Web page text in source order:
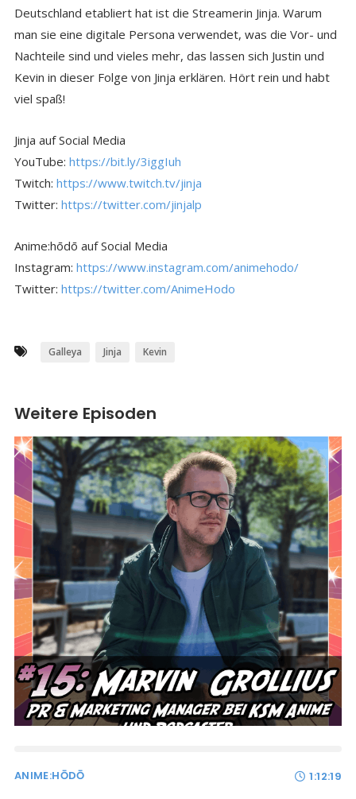
Deutschland etabliert hat ist die Streamerin Jinja. Warum
man sie eine digitale Persona verwendet, was die Vor- und
Nachteile sind und vieles mehr, das lassen sich Justin und
Kevin in dieser Folge von Jinja erklären. Hört rein und habt
viel spaß!
Jinja auf Social Media
YouTube: https://bit.ly/3iggIuh
Twitch: https://www.twitch.tv/jinja
Twitter: https://twitter.com/jinjalp
Anime:hōdō auf Social Media
Instagram: https://www.instagram.com/animehodo/
Twitter: https://twitter.com/AnimeHodo
Galleya Jinja Kevin
Weitere Episoden
ANIME:HŌDŌ 1:12:19